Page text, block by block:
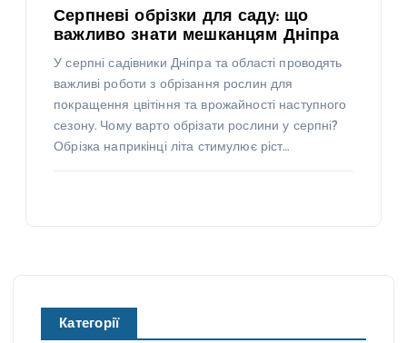
Серпневі обрізки для саду: що
важливо знати мешканцям Дніпра
У серпні садівники Дніпра та області проводять
важливі роботи з обрізання рослин для
покращення цвітіння та врожайності наступного
сезону. Чому варто обрізати рослини у серпні?
Обрізка наприкінці літа стимулює ріст…
Категорії